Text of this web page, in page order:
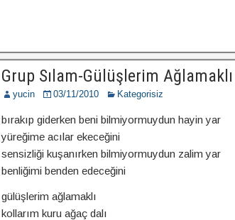
Grup Sılam-Gülüşlerim Ağlamaklı
yucin 03/11/2010 Kategorisiz
bırakıp giderken beni bilmiyormuydun hayin yar
yüreğime acılar ekeceğini
sensizliği kuşanırken bilmiyormuydun zalim yar
benliğimi benden edeceğini
gülüşlerim ağlamaklı
kollarım kuru ağaç dalı